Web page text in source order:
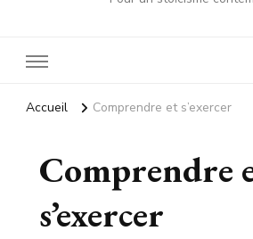
Accueil Comprendre et s’exercer
Comprendre
s’exercer